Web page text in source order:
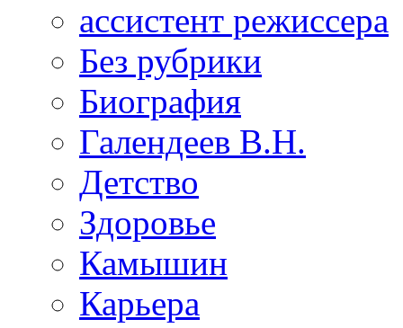
ассистент режиссера
Без рубрики
Биография
Галендеев В.Н.
Детство
Здоровье
Камышин
Карьера